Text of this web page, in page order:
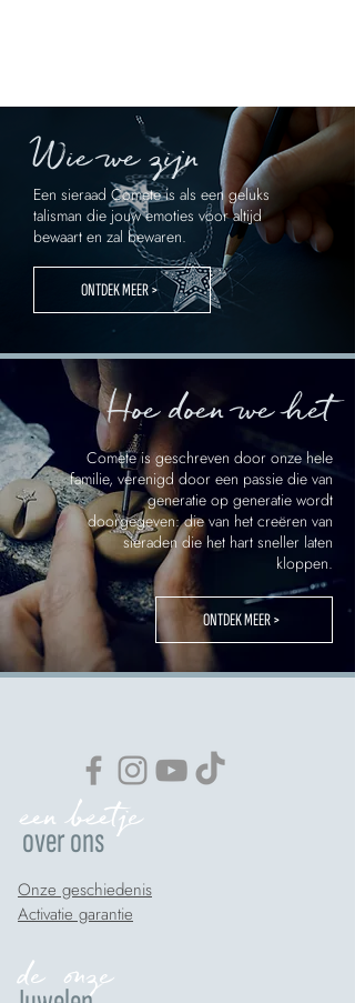
Wie we zijn
Een sieraad Comete is als een geluks
talisman die jouw emoties voor altijd
bewaart en zal bewaren.
ONTDEK MEER >
Hoe doen we het
Comete is geschreven door onze hele
familie, verenigd door een passie die van
generatie op generatie wordt
doorgegeven: die van het creëren van
sieraden die het hart sneller laten
kloppen.
ONTDEK MEER >
over ons
een beetje
Onze geschiedenis
Activatie garantie
de onze